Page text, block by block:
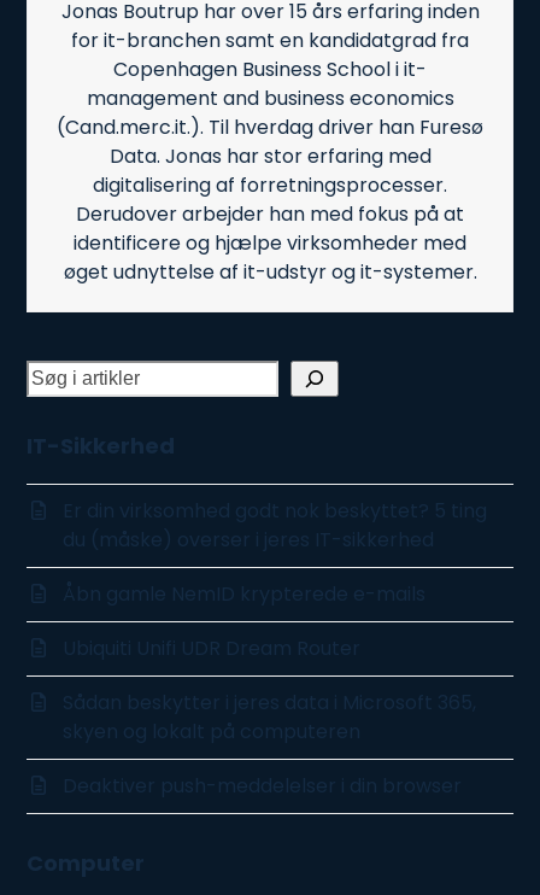
Jonas Boutrup har over 15 års erfaring inden
for it-branchen samt en kandidatgrad fra
Copenhagen Business School i it-
management and business economics
(Cand.merc.it.). Til hverdag driver han Furesø
Data. Jonas har stor erfaring med
digitalisering af forretningsprocesser.
Derudover arbejder han med fokus på at
identificere og hjælpe virksomheder med
øget udnyttelse af it-udstyr og it-systemer.
IT-Sikkerhed
Er din virksomhed godt nok beskyttet? 5 ting
du (måske) overser i jeres IT-sikkerhed
Åbn gamle NemID krypterede e-mails
Ubiquiti Unifi UDR Dream Router
Sådan beskytter i jeres data i Microsoft 365,
skyen og lokalt på computeren
Deaktiver push-meddelelser i din browser
Computer